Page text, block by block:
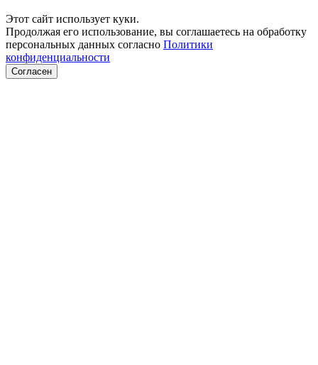
Этот сайт использует куки.
Продолжая его использование, вы соглашаетесь на обработку
персональных данных согласно Политики
конфиденциальности
Согласен